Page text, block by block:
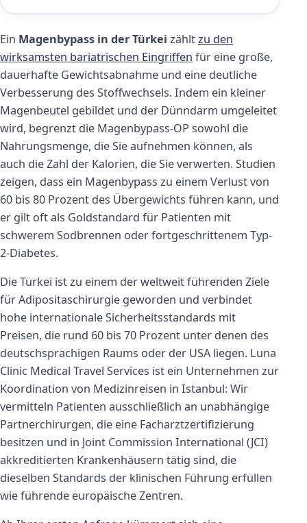
Ein Magenbypass in der Türkei zähltzu den
wirksamsten bariatrischen Eingriffen für eine große,
dauerhafte Gewichtsabnahme und eine deutliche
Verbesserung des Stoffwechsels. Indem ein kleiner
Magenbeutel gebildet und der Dünndarm umgeleitet
wird, begrenzt die Magenbypass-OP sowohl die
Nahrungsmenge, die Sie aufnehmen können, als
auch die Zahl der Kalorien, die Sie verwerten. Studien
zeigen, dass ein Magenbypass zu einem Verlust von
60 bis 80 Prozent des Übergewichts führen kann, und
er gilt oft als Goldstandard für Patienten mit
schwerem Sodbrennen oder fortgeschrittenem Typ-
2-Diabetes.
Die Türkei ist zu einem der weltweit führenden Ziele
für Adipositaschirurgie geworden und verbindet
hohe internationale Sicherheitsstandards mit
Preisen, die rund 60 bis 70 Prozent unter denen des
deutschsprachigen Raums oder der USA liegen. Luna
Clinic Medical Travel Services ist ein Unternehmen zur
Koordination von Medizinreisen in Istanbul: Wir
vermitteln Patienten ausschließlich an unabhängige
Partnerchirurgen, die eine Facharztzertifizierung
besitzen und in Joint Commission International (JCI)
akkreditierten Krankenhäusern tätig sind, die
dieselben Standards der klinischen Führung erfüllen
wie führende europäische Zentren.